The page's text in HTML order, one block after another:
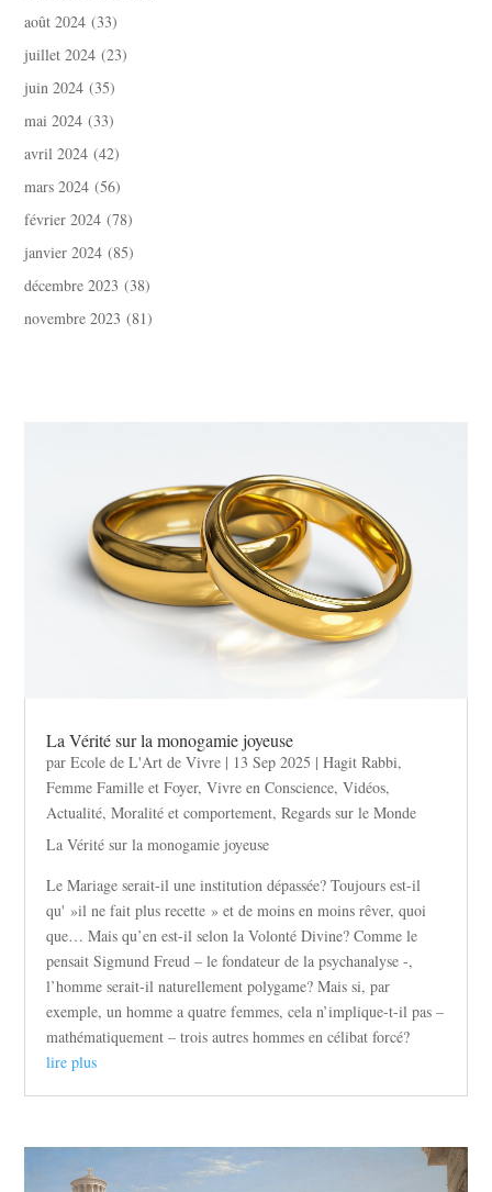
août 2024 (33)
juillet 2024 (23)
juin 2024 (35)
mai 2024 (33)
avril 2024 (42)
mars 2024 (56)
février 2024 (78)
janvier 2024 (85)
décembre 2023 (38)
novembre 2023 (81)
La Vérité sur la monogamie joyeuse
parEcole de L'Art de Vivre | 13 Sep 2025 |Hagit Rabbi,
Femme Famille et Foyer,Vivre en Conscience,Vidéos,
Actualité,Moralité et comportement,Regards sur le Monde
La Vérité sur la monogamie joyeuse
Le Mariage serait-il une institution dépassée? Toujours est-il
qu' »il ne fait plus recette » et de moins en moins rêver, quoi
que… Mais qu’en est-il selon la Volonté Divine? Comme le
pensait Sigmund Freud – le fondateur de la psychanalyse -,
l’homme serait-il naturellement polygame? Mais si, par
exemple, un homme a quatre femmes, cela n’implique-t-il pas –
mathématiquement – trois autres hommes en célibat forcé?
lire plus